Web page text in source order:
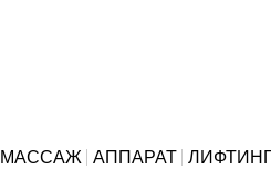
МАССАЖ АППАРАТ